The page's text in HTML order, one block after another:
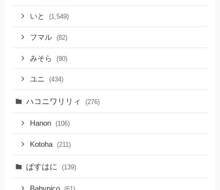
いと (1,549)
フマル (82)
みそら (90)
ユニ (434)
ハコニワリリィ (276)
Hanon (106)
Kotoha (211)
ぱすはに (139)